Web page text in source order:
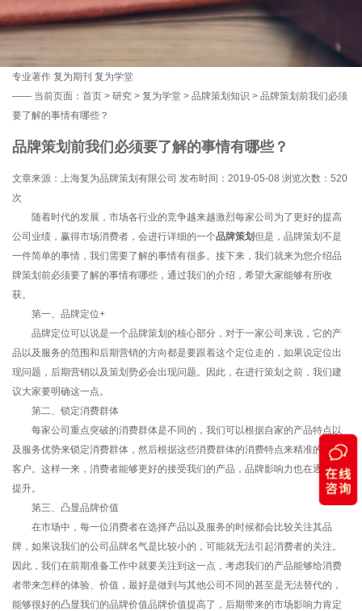
专业著作 复为期刊 复为学堂
—— 当前页面： 首页 > 研究 > 复为学堂 > 品牌策划知识 > 品牌策划前我们必须
要了解的事情有哪些？
品牌策划前我们必须要了解的事情有哪些？
文章来源：上海复为品牌策划有限公司 发布时间：2019-05-08 浏览次数： 520
次
随着时代的发展，市场各行业的竞争越来越激烈每家公司为了更好的提高
公司业绩，赢得市场消费者，会进行详细的一个品牌策划但是，品牌策划不是
一件简单的事情，我们需要了解的事情有很多。接下来，我们就来为您介绍品
牌策划前必须要了解的事情有哪些，通过我们的介绍，希望大家能够有所收
获。
第一、品牌定位+
品牌定位可以说是一个品牌策划的核心部分，对于一家公司来说，它的产
品以及服务的范围和后期营销的方向都是要跟着这个定位走的，如果说定位出
现问题，后期营销以及策划势必会出现问题。因此，在进行策划之前，我们建
议大家要明确这一点。
第二、锁定消费群体
每家公司重点突破的消费群体是不同的，我们可以根据自家的产品特点以
及服务优势来锁定消费群体，然后根据这些消费群体的消费特点来精准的获取
客户。这样一来，消费者能够更好的接受我们的产品，品牌影响力也在逐渐的
提升。
第三、凸显品牌价值
在市场中，每一位消费者在选择产品以及服务的时候都会比较关注其品
牌，如果说我们的公司品牌名气是比较小的，可能就无法引起消费者的关注。
因此，我们在前期准备工作中就要关注到这一点，考虑我们的产品能够给消费
者带来怎样的体验、价值，最好是做到与其他公司不同的甚至是无法替代的，
能够很好的凸显我们的品牌价值品牌价值提高了，后期带来的市场影响力肯定